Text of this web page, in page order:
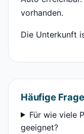
vorhanden.
Die Unterkunft
Häufige
Für wie viele
geeignet?